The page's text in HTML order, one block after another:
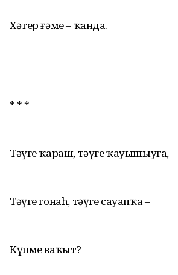
Хәтер ғәме – ҡанда.
* * *
Тәүге ҡараш, тәүге ҡауышыуға,
Тәүге гонаh, тәүге сауапҡа –
Күпме ваҡыт?